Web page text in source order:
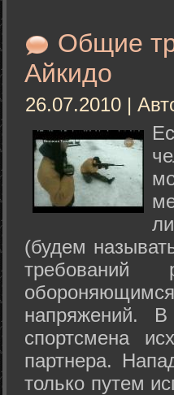
Общие
Айкидо
26.07.2010 |
(будем
напряжений.
спортсмена
партнера.
только путем